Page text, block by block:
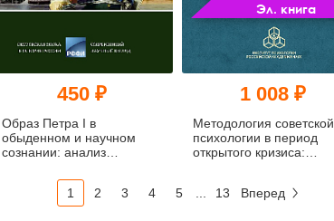
450 ₽
Образ Петра I в
обыденном и научном
сознании: анализ
научных источников
Эл. книга
1 008 ₽
Методология советской
психологии в период
открытого кризиса:
1
2 3 4 5 13 Вперед